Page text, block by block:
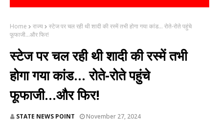
Home राज्य
स्टेज पर चल रही थी शादी की रस्में तभी होगा गया कांड... रोते-रोते पहुंचे
फूफाजी...और फिर!
स्टेज पर चल रही थी शादी की रस्में तभी
होगा गया कांड... रोते-रोते पहुंचे
फूफाजी...और फिर!
STATE NEWS POINT November 27, 2024